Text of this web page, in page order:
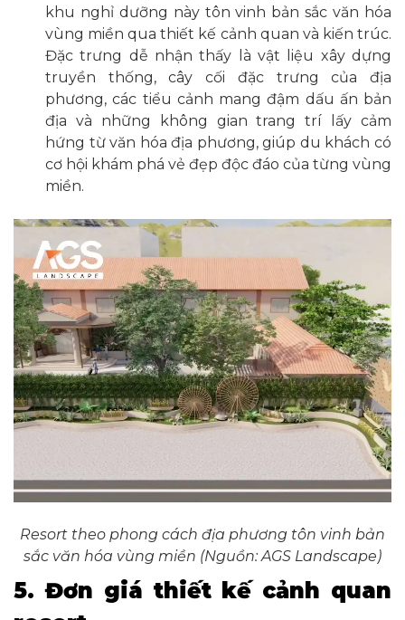
khu nghỉ dưỡng này tôn vinh bản sắc văn hóa
vùng miền qua thiết kế cảnh quan và kiến trúc.
Đặc trưng dễ nhận thấy là vật liệu xây dựng
truyền thống, cây cối đặc trưng của địa
phương, các tiểu cảnh mang đậm dấu ấn bản
địa và những không gian trang trí lấy cảm
hứng từ văn hóa địa phương, giúp du khách có
cơ hội khám phá vẻ đẹp độc đáo của từng vùng
miền.
Resort theo phong cách địa phương tôn vinh bản
sắc văn hóa vùng miền (Nguồn: AGS Landscape)
5. Đơn giá thiết kế cảnh quan